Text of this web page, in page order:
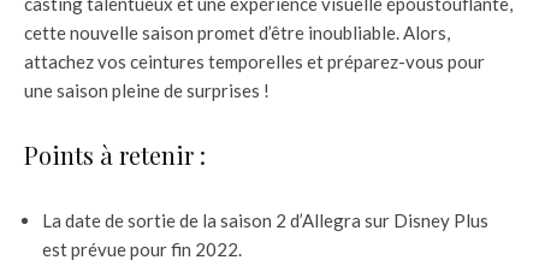
cette nouvelle saison promet d’être inoubliable. Alors,
attachez vos ceintures temporelles et préparez-vous pour
une saison pleine de surprises !
Points à retenir :
La date de sortie de la saison 2 d’Allegra sur Disney Plus
est prévue pour fin 2022.